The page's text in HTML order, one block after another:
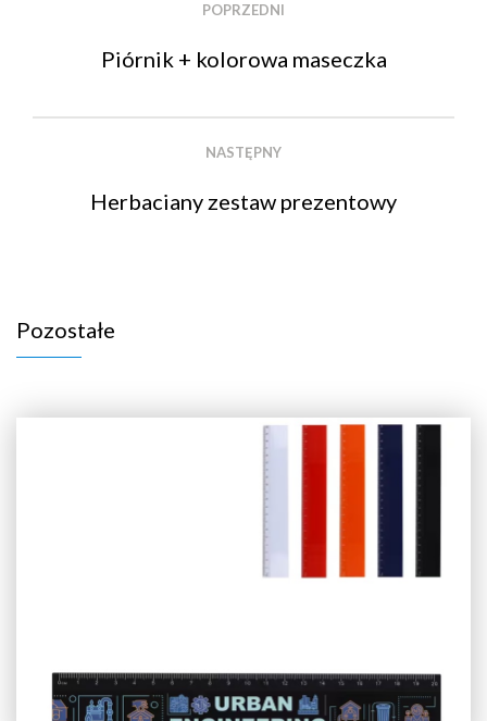
POPRZEDNI
Piórnik + kolorowa maseczka
NASTĘPNY
Herbaciany zestaw prezentowy
Pozostałe